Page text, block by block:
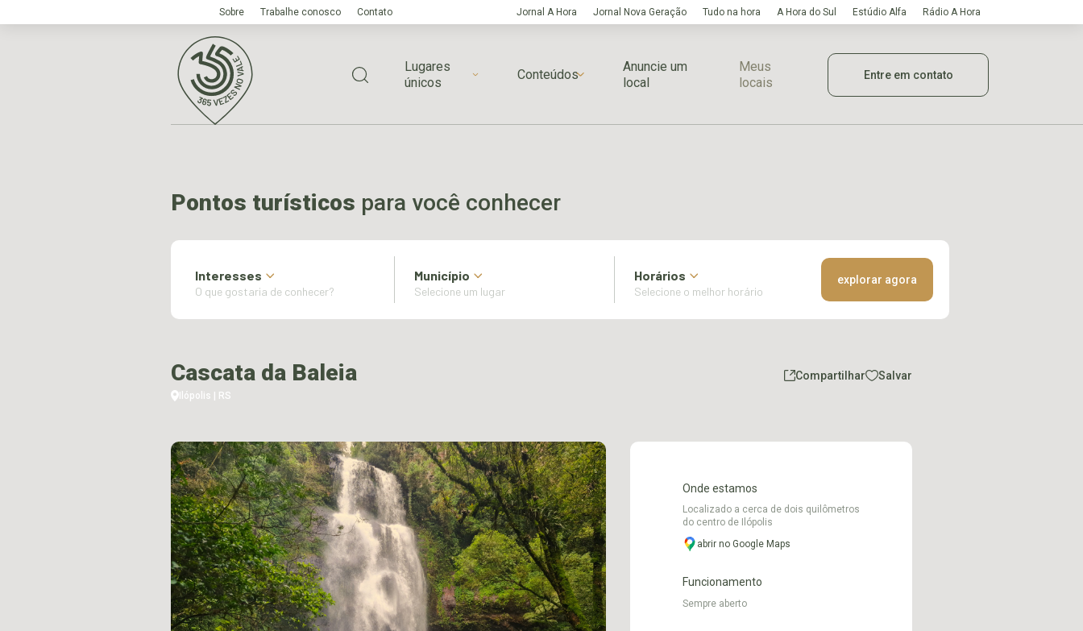
Sobre Trabalhe conosco Contato Jornal A Hora Jornal Nova Geração Tudo na hora A Hora do Sul Estúdio Alfa Rádio A Hora
Lugares
únicos
Conteúdos
Anuncie um
local
Meus
locais
Entre em contato
Pontos turísticos para você conhecer
Interesses Município Horários explorar agora
Cascata da Baleia
Ilópolis | RS
Compartilhar Salvar
Onde estamos
Localizado a cerca de dois quilômetros
do centro de Ilópolis
abrir no Google Maps
Funcionamento
Sempre aberto